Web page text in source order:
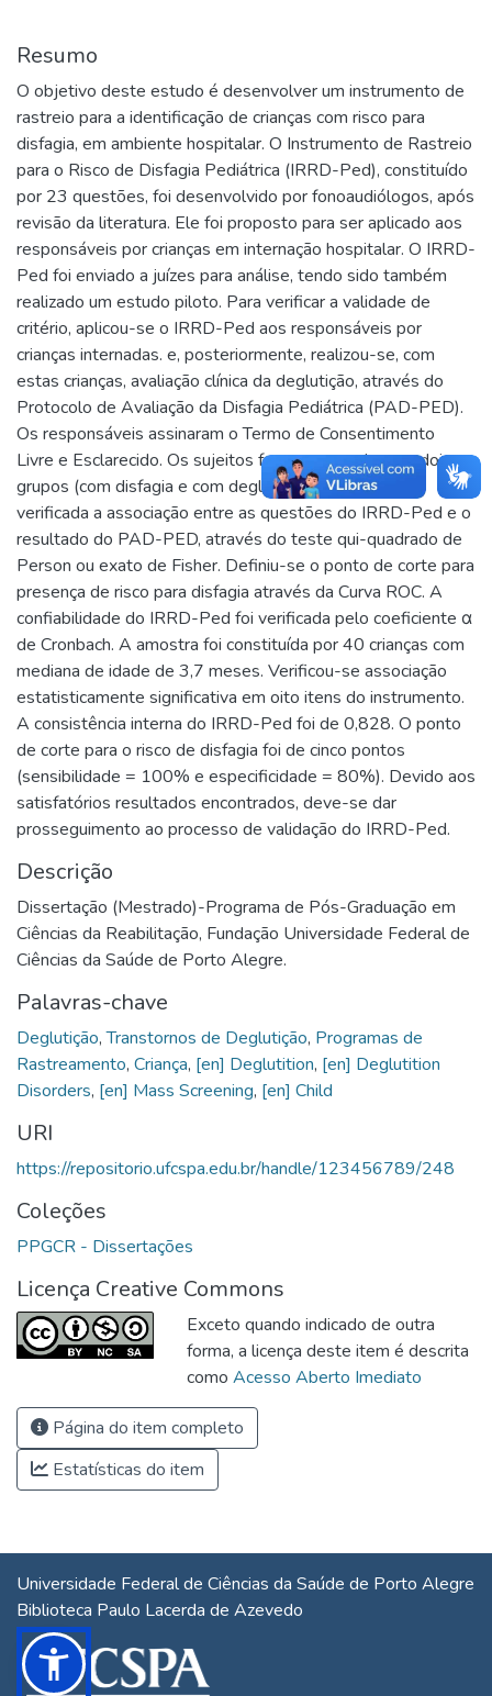
Resumo
O objetivo deste estudo é desenvolver um instrumento de
rastreio para a identificação de crianças com risco para
disfagia, em ambiente hospitalar. O Instrumento de Rastreio
para o Risco de Disfagia Pediátrica (IRRD-Ped), constituído
por 23 questões, foi desenvolvido por fonoaudiólogos, após
revisão da literatura. Ele foi proposto para ser aplicado aos
responsáveis por crianças em internação hospitalar. O IRRD-
Ped foi enviado a juízes para análise, tendo sido também
realizado um estudo piloto. Para verificar a validade de
critério, aplicou-se o IRRD-Ped aos responsáveis por
crianças internadas. e, posteriormente, realizou-se, com
estas crianças, avaliação clínica da deglutição, através do
Protocolo de Avaliação da Disfagia Pediátrica (PAD-PED).
Os responsáveis assinaram o Termo de Consentimento
Livre e Esclarecido. Os sujeitos foram separados em dois
grupos (com disfagia e com deglutição normal), sendo
verificada a associação entre as questões do IRRD-Ped e o
resultado do PAD-PED, através do teste qui-quadrado de
Person ou exato de Fisher. Definiu-se o ponto de corte para
presença de risco para disfagia através da Curva ROC. A
confiabilidade do IRRD-Ped foi verificada pelo coeficiente α
de Cronbach. A amostra foi constituída por 40 crianças com
mediana de idade de 3,7 meses. Verificou-se associação
estatisticamente significativa em oito itens do instrumento.
A consistência interna do IRRD-Ped foi de 0,828. O ponto
de corte para o risco de disfagia foi de cinco pontos
(sensibilidade = 100% e especificidade = 80%). Devido aos
satisfatórios resultados encontrados, deve-se dar
prosseguimento ao processo de validação do IRRD-Ped.
Descrição
Dissertação (Mestrado)-Programa de Pós-Graduação em
Ciências da Reabilitação, Fundação Universidade Federal de
Ciências da Saúde de Porto Alegre.
Palavras-chave
Deglutição,Transtornos de Deglutição, Programas de
Rastreamento, Criança, [en] Deglutition, [en] Deglutition
Disorders, [en] Mass Screening, [en] Child
URI
https://repositorio.ufcspa.edu.br/handle/123456789/248
Coleções
PPGCR - Dissertações
Licença Creative Commons
Exceto quando indicado de outra
forma, a licença deste item é descrita
como Acesso Aberto Imediato
Página do item completo
Estatísticas do item
Universidade Federal de Ciências da Saúde de Porto Alegre
Biblioteca Paulo Lacerda de Azevedo